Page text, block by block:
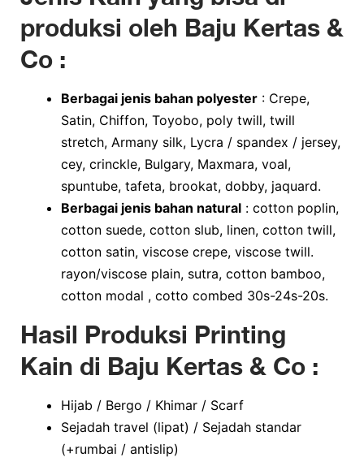
produksi oleh Baju Kertas &
Co :
Berbagai jenis bahan polyester : Crepe,
Satin, Chiffon, Toyobo, poly twill, twill
stretch, Armany silk, Lycra / spandex / jersey,
cey, crinckle, Bulgary, Maxmara, voal,
spuntube, tafeta, brookat, dobby, jaquard.
Berbagai jenis bahan natural : cotton poplin,
cotton suede, cotton slub, linen, cotton twill,
cotton satin, viscose crepe, viscose twill.
rayon/viscose plain, sutra, cotton bamboo,
cotton modal , cotto combed 30s-24s-20s.
Hasil Produksi Printing
Kain di Baju Kertas & Co :
Hijab / Bergo / Khimar / Scarf
Sejadah travel (lipat) / Sejadah standar
(+rumbai / antislip)